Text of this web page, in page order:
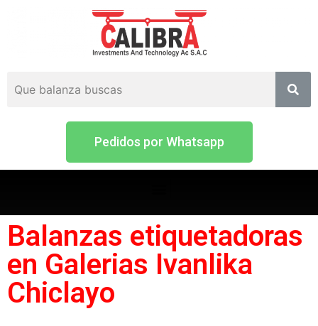
Pedidos por Whatsapp
Balanzas etiquetadoras
en Galerias Ivanlika
Chiclayo